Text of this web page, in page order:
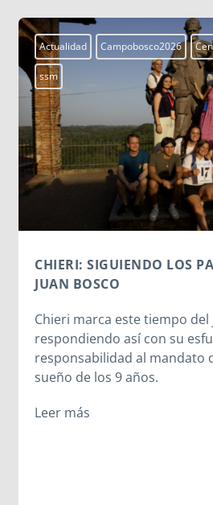
Actualidad Campobosco2026
ssm
CHIERI: SIGUIENDO LOS
JUAN BOSCO
Chieri marca este tiempo del
respondiendo así con su
responsabilidad al mandato
sueño de los 9 años.
Leer más